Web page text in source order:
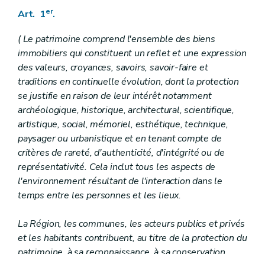
Section 2
Art. 86
Section 4 (...)
Art. 87
Chapitre II (...)
Section première (...)
Art. 88
Section 2 (...)
Art. 89
Section 3 (...)
Art. 90 à 91
Section 4 (...)
Art. 92 à 97
Section 5 (...)
Art. 98 à 101
Section 6 (...)
Chapitre III
Section première (...)
Art. 107 à 109
Art. 1er.
( Le patrimoine comprend l'ensemble des biens
immobiliers qui constituent un reflet et une expression
des valeurs, croyances, savoirs, savoir-faire et
traditions en continuelle évolution, dont la protection
se justifie en raison de leur intérêt notamment
archéologique, historique, architectural, scientifique,
artistique, social, mémoriel, esthétique, technique,
paysager ou urbanistique et en tenant compte de
critères de rareté, d'authenticité, d'intégrité ou de
représentativité. Cela inclut tous les aspects de
l'environnement résultant de l'interaction dans le
temps entre les personnes et les lieux.
La Région, les communes, les acteurs publics et privés
et les habitants contribuent, au titre de la protection du